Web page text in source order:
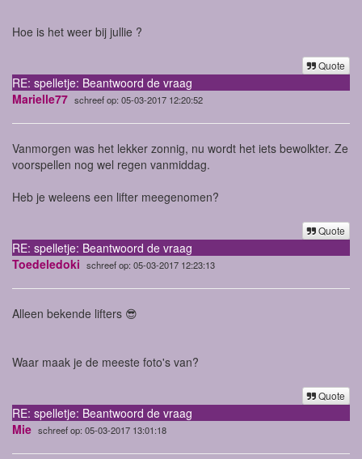
Hoe is het weer bij jullie ?
Quote
RE: spelletje: Beantwoord de vraag
Marielle77 schreef op: 05-03-2017 12:20:52
Vanmorgen was het lekker zonnig, nu wordt het iets bewolkter. Ze
voorspellen nog wel regen vanmiddag.
Heb je weleens een lifter meegenomen?
Quote
RE: spelletje: Beantwoord de vraag
Toedeledoki schreef op: 05-03-2017 12:23:13
Alleen bekende lifters 😎
Waar maak je de meeste foto's van?
Quote
RE: spelletje: Beantwoord de vraag
Mie schreef op: 05-03-2017 13:01:18